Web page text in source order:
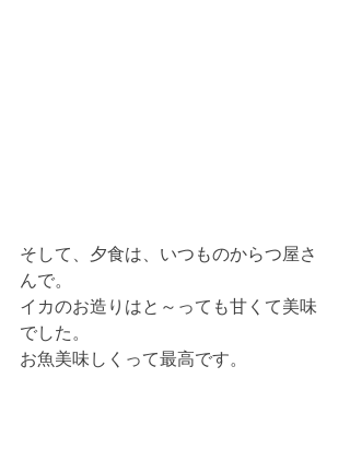
そして、夕食は、いつものからつ屋さ
んで。
イカのお造りはと～っても甘くて美味
でした。
お魚美味しくって最高です。